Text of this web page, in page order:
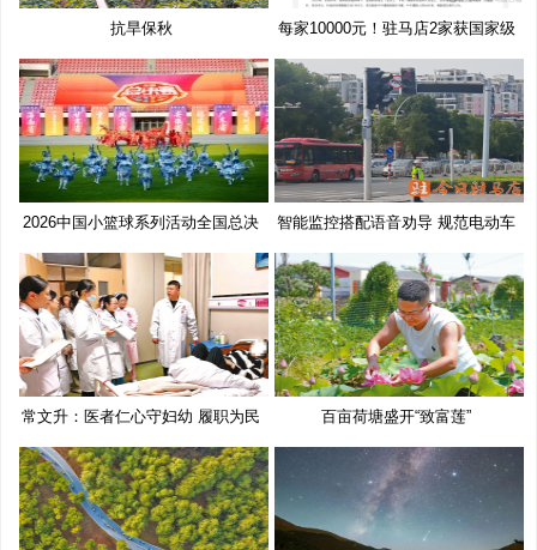
抗旱保秋
每家10000元！驻马店2家获国家级
奖
2026中国小篮球系列活动全国总决
赛
智能监控搭配语音劝导 规范电动车
常文升：医者仁心守妇幼 履职为民 百亩荷塘盛开“致富莲”